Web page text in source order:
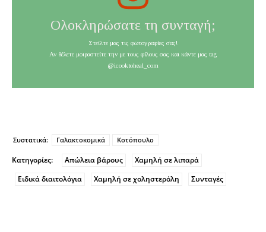
Ολοκληρώσατε τη συνταγή;
Στείλτε μας τις φωτογραφίες σας!
Αν θέλετε μοιραστείτε την με τους φίλους σας και κάντε μας tag
@icooktoheal_com
Συστατικά: Γαλακτοκομικά Κοτόπουλο
Κατηγορίες: Απώλεια βάρους
Χαμηλή σε λιπαρά
Ειδικά διαιτολόγια
Χαμηλή σε χοληστερόλη Συνταγές